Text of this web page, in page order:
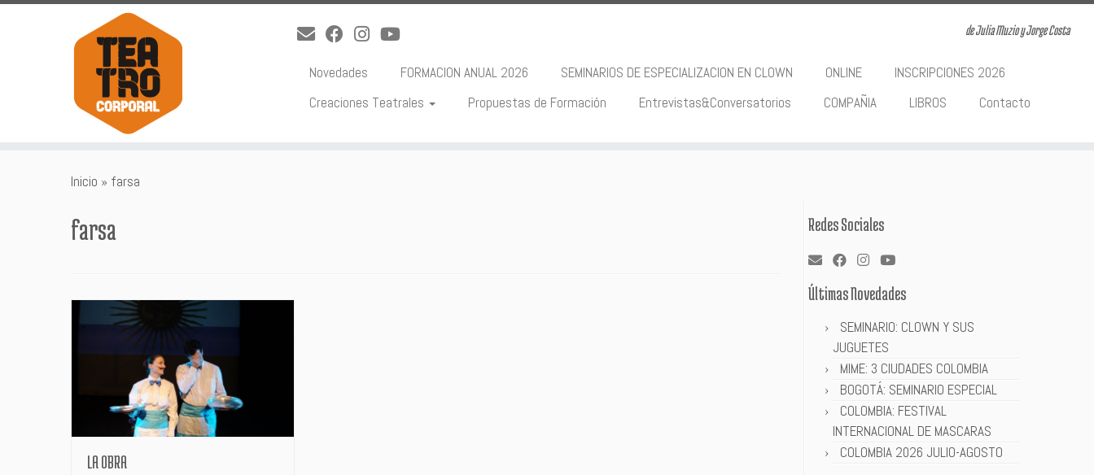
de Julia Muzio y Jorge Costa
Novedades FORMACION ANUAL 2026 SEMINARIOS DE ESPECIALIZACION EN CLOWN ONLINE
INSCRIPCIONES 2026
Creaciones Teatrales
Propuestas de Formación Entrevistas&Conversatorios COMPAÑIA LIBROS Contacto
Inicio » farsa
farsa
LA OBRA
Redes Sociales
Últimas Novedades
SEMINARIO: CLOWN Y SUS
JUGUETES
MIME: 3 CIUDADES COLOMBIA
BOGOTÁ: SEMINARIO ESPECIAL
COLOMBIA: FESTIVAL
INTERNACIONAL DE MASCARAS
COLOMBIA 2026 JULIO-AGOSTO